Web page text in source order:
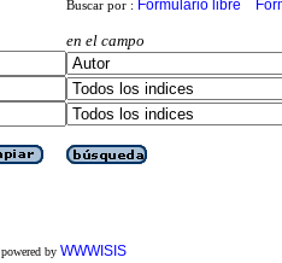
Buscar por : Formulario libre
en el campo
powered by WWWISIS